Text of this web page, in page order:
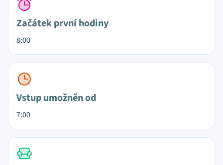
Začátek první hodiny
8:00
Vstup umožněn od
7:00